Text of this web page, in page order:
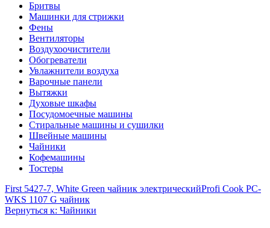
Бритвы
Машинки для стрижки
Фены
Вентиляторы
Воздухоочистители
Обогреватели
Увлажнители воздуха
Варочные панели
Вытяжки
Духовые шкафы
Посудомоечные машины
Стиральные машины и сушилки
Швейные машины
Чайники
Кофемашины
Тостеры
First 5427-7, White Green чайник электрическийProfi Cook PC-
WKS 1107 G чайник
Вернуться к: Чайники